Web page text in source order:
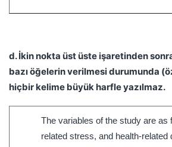
d. İkin nokta üst üste işaretinden
bazı öğelerin verilmesi durumunda
hiçbir kelime büyük harfle yazılmaz.
The variables of the study are as
related stress, and health-related